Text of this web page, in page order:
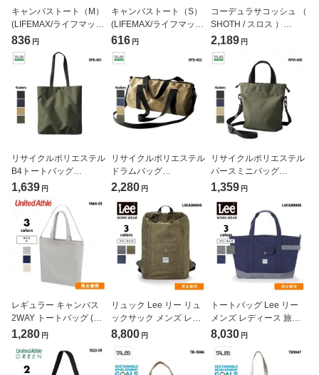
キャンバストート（M）
(LIFEMAX/ライフマック
ス)[MA9001]
836 円
キャンバストート（S）
(LIFEMAX/ライフマック
ス)[MA9002]
616 円
コーデュラサコッシュ （
SHOTH / スロス ）
ST2104
2,189 円
リサイクルポリエステル
B4トートバッグ
(TRUSS/SUSTAINABLE)
1,639 円
リサイクルポリエステル
ドラムバッグ
(TRUSS/SUSTAINABLE)
2,280 円
リサイクルポリエステル
パースミニバッグ
(TRUSS/SUSTAINABLE)
1,359 円
レギュラー キャンバス
2WAY トートバッグ (
United Athle / ユナイテッ
1,280 円
リュック Lee リー リュ
ックサック メンズ レデ
ィース 通勤 通学 バック
軽量 ( Lee / リーワークウ
ェア ) LWA99004
8,800 円
トートバッグ Lee リー
メンズ レディース 旅行
バッグ ボストンバッグ
パック ( Lee / リーワーク
ウェア ) LWA99005
8,030 円